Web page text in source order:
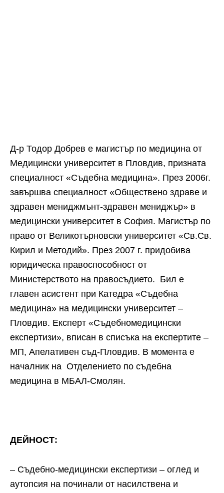
Д-р Тодор Добрев е магистър по медицина от
Медицински университет в Пловдив, призната
специалност «Съдебна медицина». През 2006г.
завършва специалност «Обществено здраве и
здравен мениджмънт-здравен мениджър» в
медицински университет в София. Магистър по
право от Великотърновски университет «Св.Св.
Кирил и Методий». През 2007 г. придобива
юридическа правоспособност от
Министерството на правосъдието. Бил е
главен асистент при Катедра «Съдебна
медицина» на медицински университет –
Пловдив. Експерт «Съдебномедицински
експертизи», вписан в списъка на експертите –
МП, Апелативен съд-Пловдив. В момента е
началник на Отделението по съдебна
медицина в МБАЛ-Смолян.
ДЕЙНОСТ:
– Съдебно-медицински експертизи – оглед и
аутопсия на починали от насилствена и